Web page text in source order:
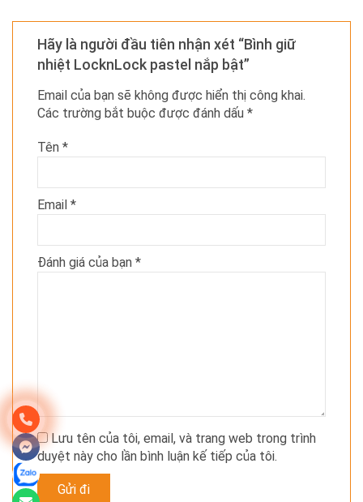
Hãy là người đầu tiên nhận xét “Bình giữ
nhiệt LocknLock pastel nắp bật”
Email của bạn sẽ không được hiển thị công khai.
Các trường bắt buộc được đánh dấu *
Tên *
Email *
Đánh giá của bạn *
Lưu tên của tôi, email, và trang web trong trình
duyệt này cho lần bình luận kế tiếp của tôi.